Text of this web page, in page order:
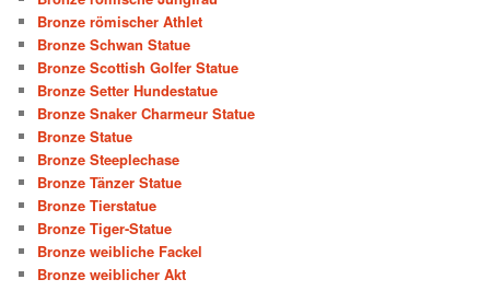
Bronze römischer Athlet
Bronze Schwan Statue
Bronze Scottish Golfer Statue
Bronze Setter Hundestatue
Bronze Snaker Charmeur Statue
Bronze Statue
Bronze Steeplechase
Bronze Tänzer Statue
Bronze Tierstatue
Bronze Tiger-Statue
Bronze weibliche Fackel
Bronze weiblicher Akt